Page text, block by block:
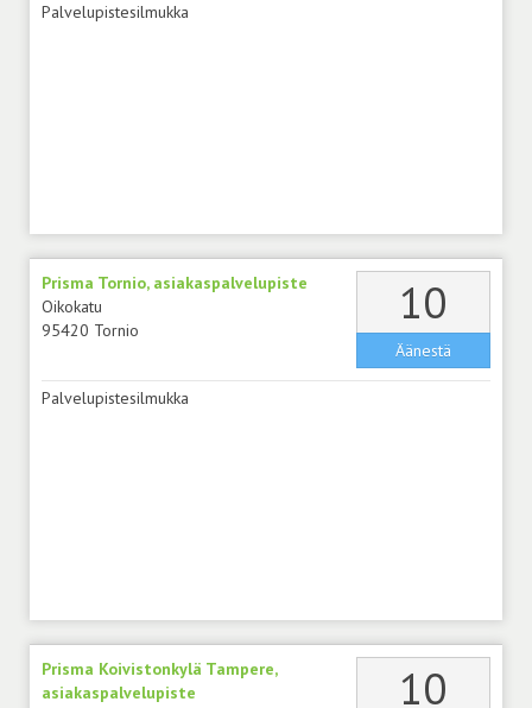
Palvelupistesilmukka
Prisma Tornio, asiakaspalvelupiste
Oikokatu
95420 Tornio
10
Äänestä
Palvelupistesilmukka
Prisma Koivistonkylä Tampere,
asiakaspalvelupiste
10